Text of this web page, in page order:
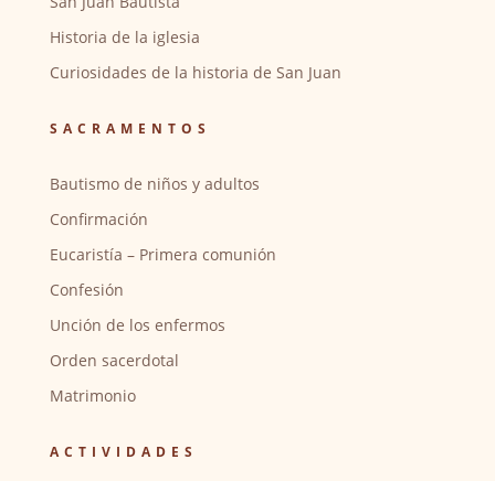
Historia de la iglesia
Curiosidades de la historia de San Juan
SACRAMENTOS
Bautismo de niños y adultos
Confirmación
Eucaristía – Primera comunión
Confesión
Unción de los enfermos
Orden sacerdotal
Matrimonio
ACTIVIDADES